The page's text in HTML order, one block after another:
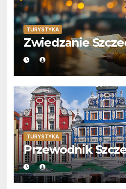
TURYSTYKA
Zwiedzanie
TURYSTYKA
Przewodnik